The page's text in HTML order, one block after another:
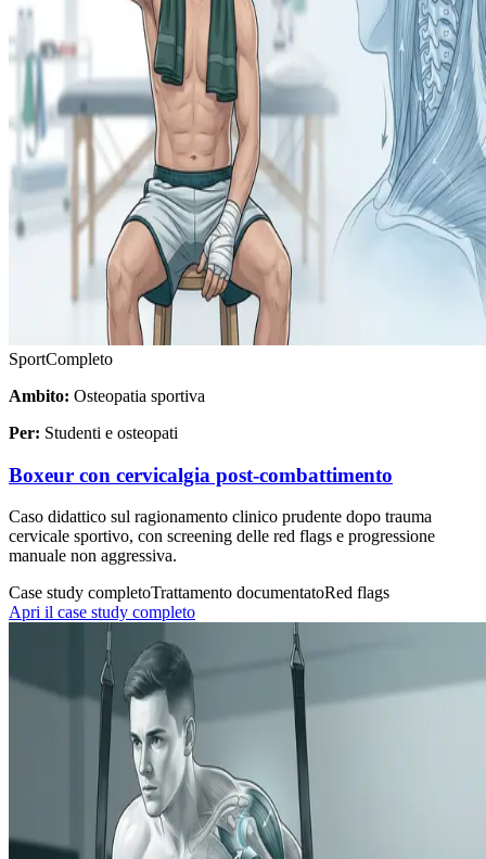
SportCompleto
Ambito: Osteopatia sportiva
Per: Studenti e osteopati
Boxeur con cervicalgia post-combattimento
Caso didattico sul ragionamento clinico prudente dopo trauma
cervicale sportivo, con screening delle red flags e progressione
manuale non aggressiva.
Case study completoTrattamento documentatoRed flags
Apri il case study completo